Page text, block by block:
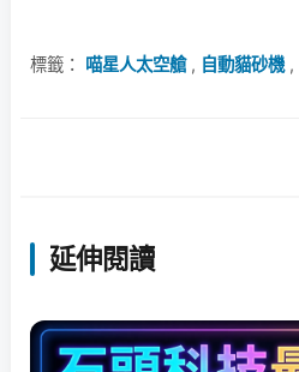
標籤： 喵星人太空艙, 自動貓砂機,
延伸閱讀